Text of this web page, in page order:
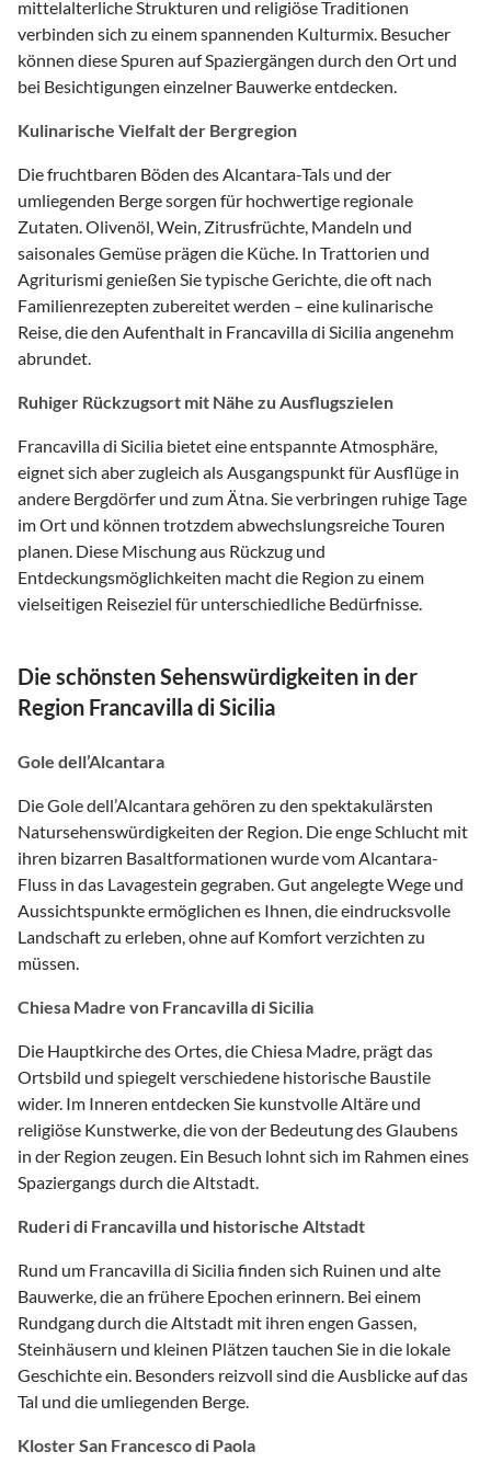
mittelalterliche Strukturen und religiöse Traditionen
verbinden sich zu einem spannenden Kulturmix. Besucher
können diese Spuren auf Spaziergängen durch den Ort und
bei Besichtigungen einzelner Bauwerke entdecken.
Kulinarische Vielfalt der Bergregion
Die fruchtbaren Böden des Alcantara-Tals und der
umliegenden Berge sorgen für hochwertige regionale
Zutaten. Olivenöl, Wein, Zitrusfrüchte, Mandeln und
saisonales Gemüse prägen die Küche. In Trattorien und
Agriturismi genießen Sie typische Gerichte, die oft nach
Familienrezepten zubereitet werden – eine kulinarische
Reise, die den Aufenthalt in Francavilla di Sicilia angenehm
abrundet.
Ruhiger Rückzugsort mit Nähe zu Ausflugszielen
Francavilla di Sicilia bietet eine entspannte Atmosphäre,
eignet sich aber zugleich als Ausgangspunkt für Ausflüge in
andere Bergdörfer und zum Ätna. Sie verbringen ruhige Tage
im Ort und können trotzdem abwechslungsreiche Touren
planen. Diese Mischung aus Rückzug und
Entdeckungsmöglichkeiten macht die Region zu einem
vielseitigen Reiseziel für unterschiedliche Bedürfnisse.
Die schönsten Sehenswürdigkeiten in der
Region Francavilla di Sicilia
Gole dell’Alcantara
Die Gole dell’Alcantara gehören zu den spektakulärsten
Natursehenswürdigkeiten der Region. Die enge Schlucht mit
ihren bizarren Basaltformationen wurde vom Alcantara-
Fluss in das Lavagestein gegraben. Gut angelegte Wege und
Aussichtspunkte ermöglichen es Ihnen, die eindrucksvolle
Landschaft zu erleben, ohne auf Komfort verzichten zu
müssen.
Chiesa Madre von Francavilla di Sicilia
Die Hauptkirche des Ortes, die Chiesa Madre, prägt das
Ortsbild und spiegelt verschiedene historische Baustile
wider. Im Inneren entdecken Sie kunstvolle Altäre und
religiöse Kunstwerke, die von der Bedeutung des Glaubens
in der Region zeugen. Ein Besuch lohnt sich im Rahmen eines
Spaziergangs durch die Altstadt.
Ruderi di Francavilla und historische Altstadt
Rund um Francavilla di Sicilia finden sich Ruinen und alte
Bauwerke, die an frühere Epochen erinnern. Bei einem
Rundgang durch die Altstadt mit ihren engen Gassen,
Steinhäusern und kleinen Plätzen tauchen Sie in die lokale
Geschichte ein. Besonders reizvoll sind die Ausblicke auf das
Tal und die umliegenden Berge.
Kloster San Francesco di Paola